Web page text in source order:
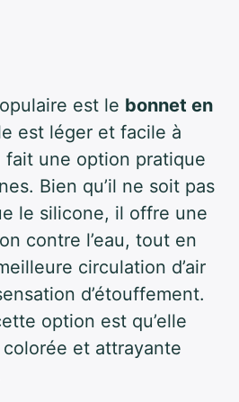
est le bonnet en
est léger et facile à
une option pratique
Bien qu’il ne soit pas
le silicone, il offre une
contre l’eau, tout en
circulation d’air
d’étouffement.
option est qu’elle
et attrayante